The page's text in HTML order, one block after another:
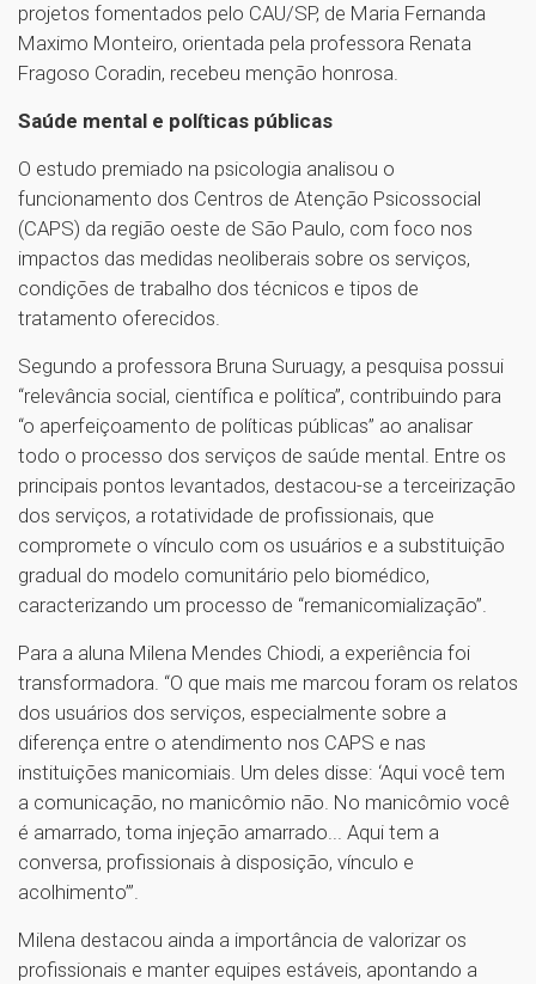
projetos fomentados pelo CAU/SP, de Maria Fernanda
Maximo Monteiro, orientada pela professora Renata
Fragoso Coradin, recebeu menção honrosa.
Saúde mental e políticas públicas
O estudo premiado na psicologia analisou o
funcionamento dos Centros de Atenção Psicossocial
(CAPS) da região oeste de São Paulo, com foco nos
impactos das medidas neoliberais sobre os serviços,
condições de trabalho dos técnicos e tipos de
tratamento oferecidos.
Segundo a professora Bruna Suruagy, a pesquisa possui
“relevância social, científica e política”, contribuindo para
“o aperfeiçoamento de políticas públicas” ao analisar
todo o processo dos serviços de saúde mental. Entre os
principais pontos levantados, destacou-se a terceirização
dos serviços, a rotatividade de profissionais, que
compromete o vínculo com os usuários e a substituição
gradual do modelo comunitário pelo biomédico,
caracterizando um processo de “remanicomialização”.
Para a aluna Milena Mendes Chiodi, a experiência foi
transformadora. “O que mais me marcou foram os relatos
dos usuários dos serviços, especialmente sobre a
diferença entre o atendimento nos CAPS e nas
instituições manicomiais. Um deles disse: ‘Aqui você tem
a comunicação, no manicômio não. No manicômio você
é amarrado, toma injeção amarrado... Aqui tem a
conversa, profissionais à disposição, vínculo e
acolhimento’”.
Milena destacou ainda a importância de valorizar os
profissionais e manter equipes estáveis, apontando a